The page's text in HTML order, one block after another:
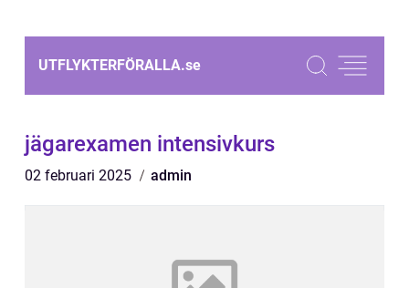
UTFLYKTERFÖRALLA.se
jägarexamen intensivkurs
02 februari 2025 admin